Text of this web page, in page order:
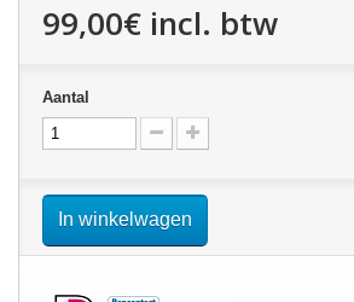
99,00€ incl. btw
Aantal
In winkelwagen